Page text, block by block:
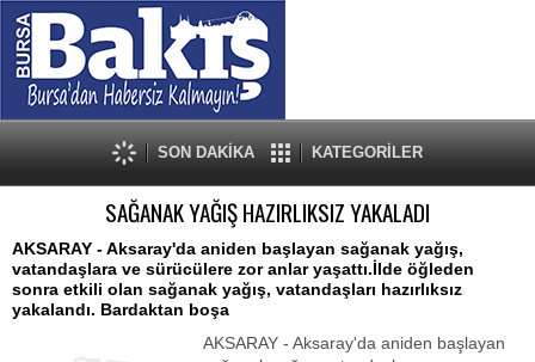
SON DAKİKA KATEGORİLER
SAĞANAK YAĞIŞ HAZIRLIKSIZ YAKALADI
AKSARAY - Aksaray'da aniden başlayan sağanak yağış,
vatandaşlara ve sürücülere zor anlar yaşattı.İlde öğleden
sonra etkili olan sağanak yağış, vatandaşları hazırlıksız
yakalandı. Bardaktan boşa
AKSARAY - Aksaray'da aniden başlayan